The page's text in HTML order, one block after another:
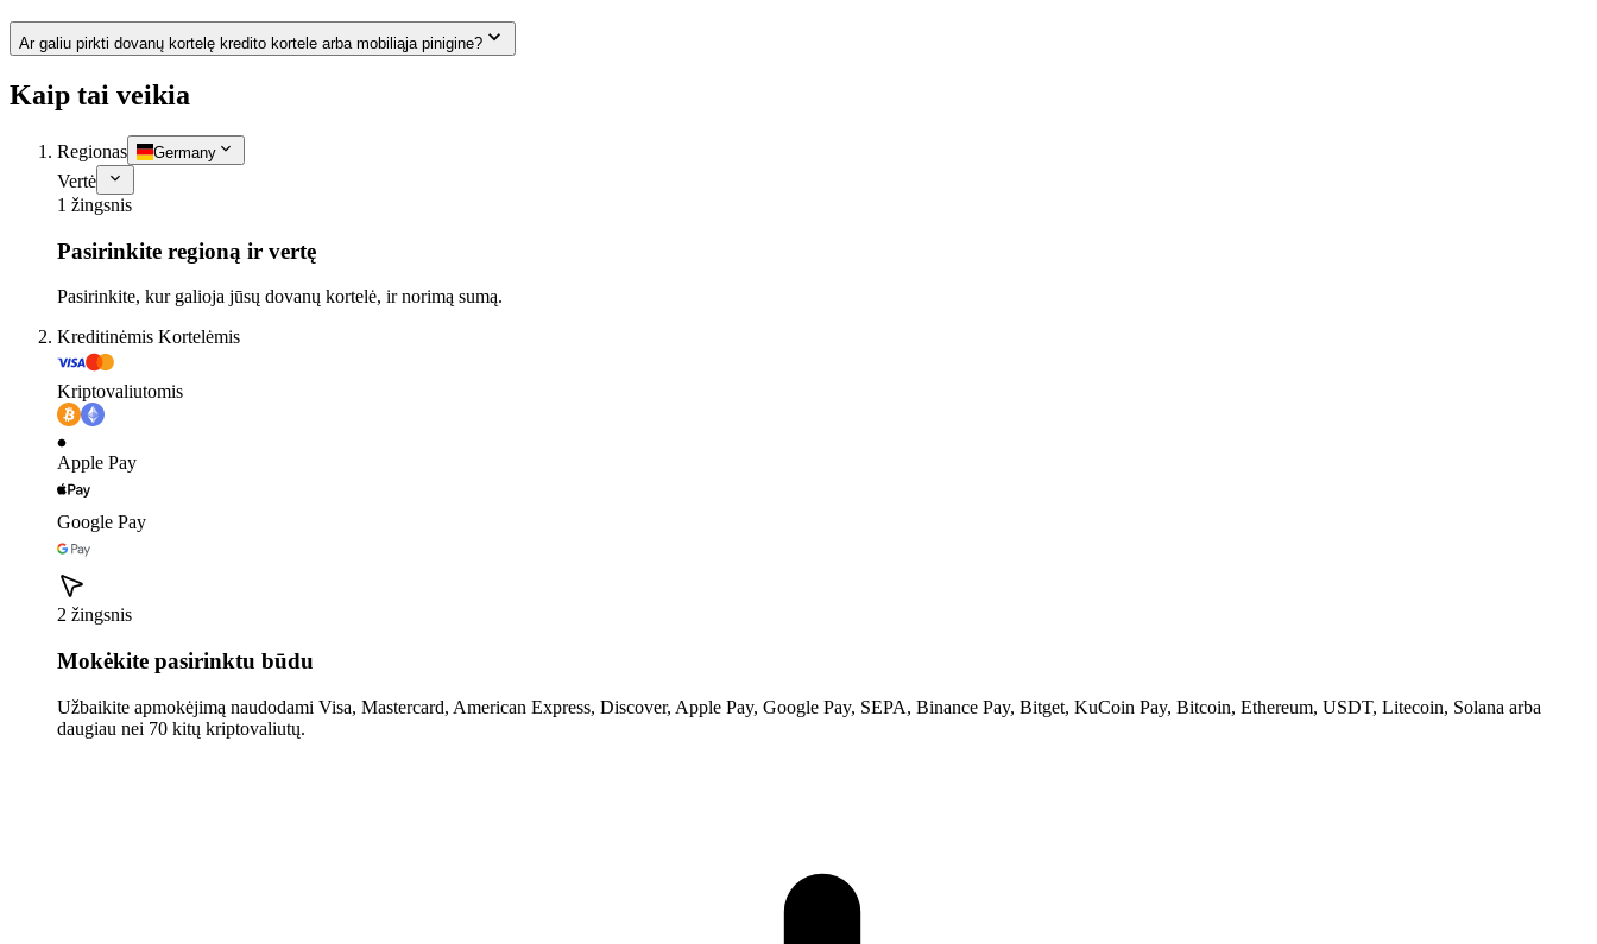
Ar galiu pirkti dovanų kortelę kredito kortele arba mobiliąja pinigine?
Kaip tai veikia
Regionas Germany
Vertė
1 žingsnis
Pasirinkite regioną ir vertę
Pasirinkite, kur galioja jūsų dovanų kortelė, ir norimą sumą.
Kreditinėmis Kortelėmis
Kriptovaliutomis
Apple Pay
Google Pay
2 žingsnis
Mokėkite pasirinktu būdu
Užbaikite apmokėjimą naudodami Visa, Mastercard, American Express, Discover, Apple Pay, Google Pay, SEPA, Binance Pay, Bitget, KuCoin Pay, Bitcoin, Ethereum, USDT, Litecoin, Solana arba
daugiau nei 70 kitų kriptovaliutų.